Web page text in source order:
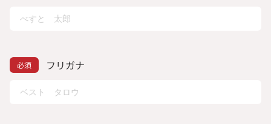
フリガナ